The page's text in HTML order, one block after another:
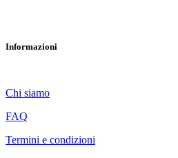
Informazioni
Chi siamo
FAQ
Termini e condizioni